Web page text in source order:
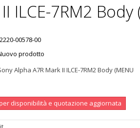
7RM2 Body
00578-00
prodotto
Alpha A7R Mark II ILCE-7RM2 Body (MENU
disponibilità e quotazione aggiornata